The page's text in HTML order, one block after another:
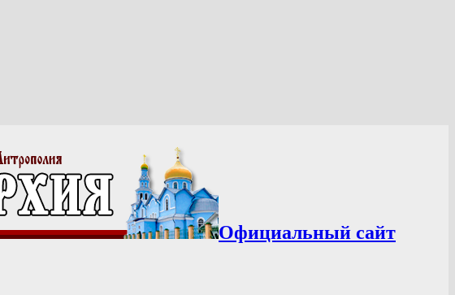
Официальный сайт